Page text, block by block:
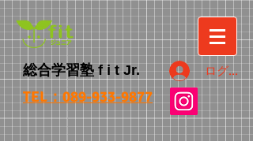
総合学習塾 f i t Jr. ログイン
TEL：089-933-9877